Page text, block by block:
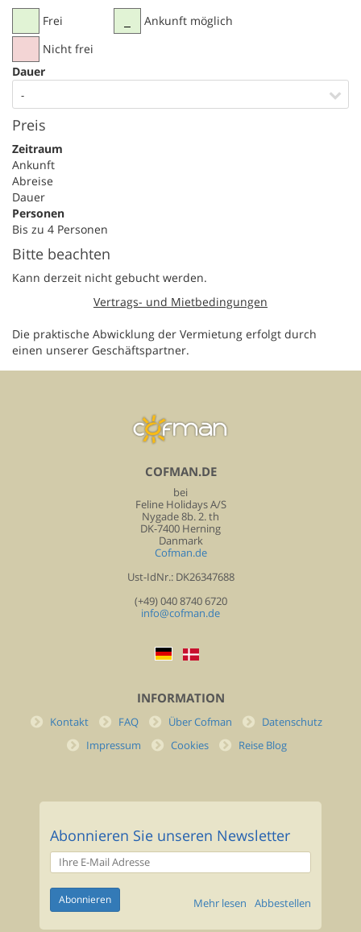
Frei
Nicht frei
Ankunft möglich
Dauer
-
Preis
Zeitraum
Ankunft
Abreise
Dauer
Personen
Bis zu 4 Personen
Bitte beachten
Kann derzeit nicht gebucht werden.
Vertrags- und Mietbedingungen
Die praktische Abwicklung der Vermietung erfolgt durch
einen unserer Geschäftspartner.
COFMAN.DE
bei
Feline Holidays A/S
Nygade 8b. 2. th
DK-7400 Herning
Danmark
Cofman.de
Ust-IdNr.: DK26347688
(+49) 040 8740 6720
info@cofman.de
INFORMATION
Kontakt FAQ Über Cofman
Datenschutz
Impressum
Cookies Reise Blog
Abonnieren Sie unseren Newsletter
Abbestellen
Mehr lesen